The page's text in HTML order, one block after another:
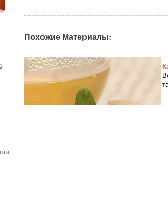
Похожие Материалы: